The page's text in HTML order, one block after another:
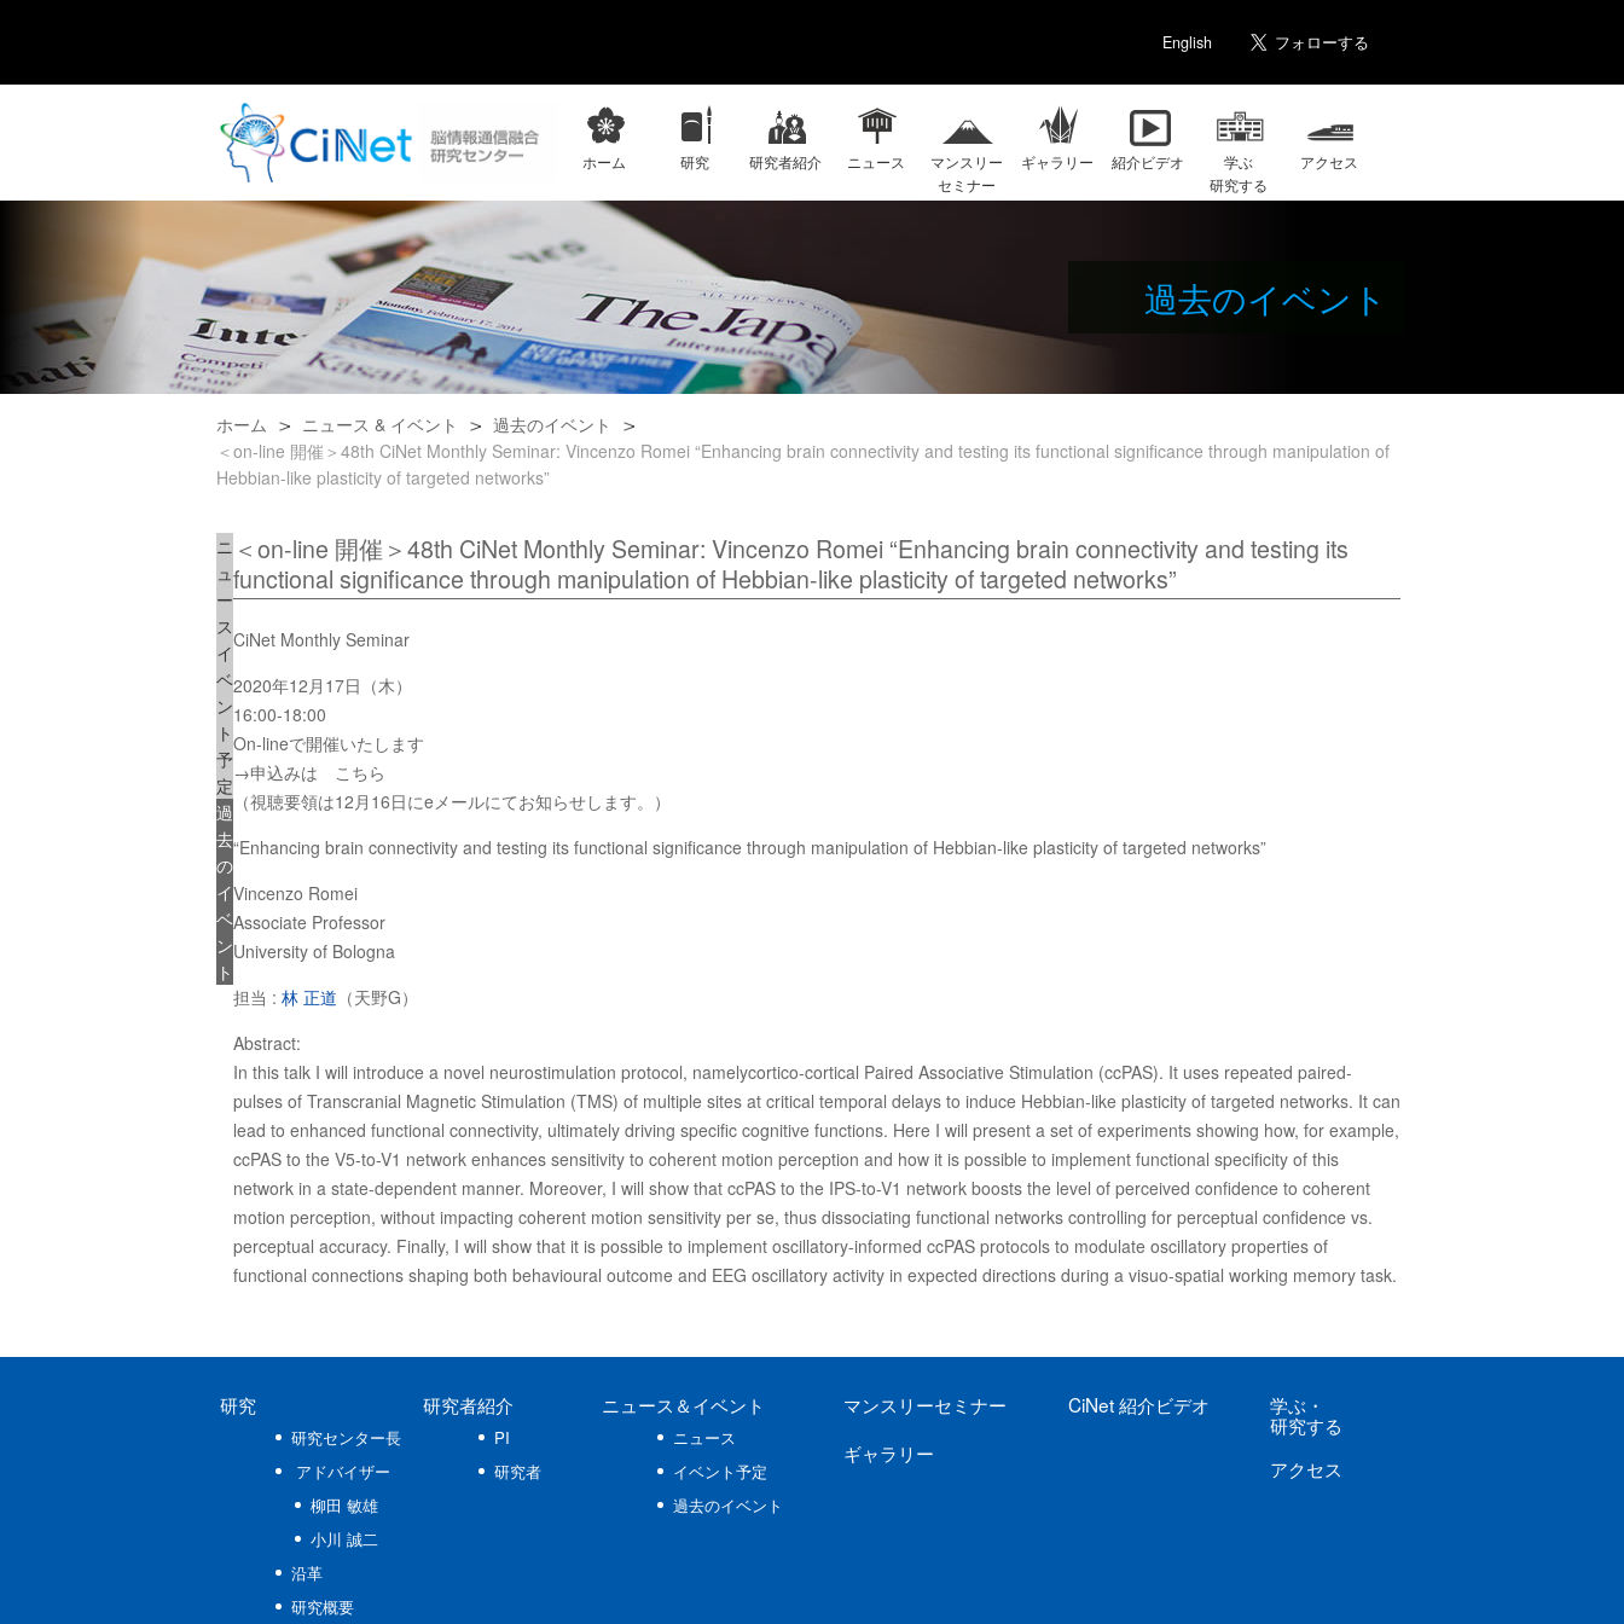
English
ホーム 研究 研究者紹介 ニュース
マンスリー
セミナー
ギャラリー 紹介ビデオ
学ぶ
研究する
アクセス
過去のイベント
ホーム ニュース & イベント
過去のイベント
＜on-line 開催＞48th CiNet Monthly Seminar: Vincenzo Romei “Enhancing brain connectivity and testing its functional significance through manipulation of
Hebbian-like plasticity of targeted networks”
ニ
ュ
ー
ス
イ
ベ
ン
ト
予
定
過
去
の
イ
ベ
ン
ト
＜on-line 開催＞48th CiNet Monthly Seminar: Vincenzo Romei “Enhancing brain connectivity and testing its
functional significance through manipulation of Hebbian-like plasticity of targeted networks”
CiNet Monthly Seminar
2020年12月17日（木）
16:00-18:00
On-lineで開催いたします
→申込みは こちら
（視聴要領は12月16日にeメールにてお知らせします。）
“Enhancing brain connectivity and testing its functional significance through manipulation of Hebbian-like plasticity of targeted networks”
Vincenzo Romei
Associate Professor
University of Bologna
担当 : 林 正道 （天野G）
Abstract:
In this talk I will introduce a novel neurostimulation protocol, namelycortico-cortical Paired Associative Stimulation (ccPAS). It uses repeated paired-
pulses of Transcranial Magnetic Stimulation (TMS) of multiple sites at critical temporal delays to induce Hebbian-like plasticity of targeted networks. It can
lead to enhanced functional connectivity, ultimately driving specific cognitive functions. Here I will present a set of experiments showing how, for example,
ccPAS to the V5-to-V1 network enhances sensitivity to coherent motion perception and how it is possible to implement functional specificity of this
network in a state-dependent manner. Moreover, I will show that ccPAS to the IPS-to-V1 network boosts the level of perceived confidence to coherent
motion perception, without impacting coherent motion sensitivity per se, thus dissociating functional networks controlling for perceptual confidence vs.
perceptual accuracy. Finally, I will show that it is possible to implement oscillatory-informed ccPAS protocols to modulate oscillatory properties of
functional connections shaping both behavioural outcome and EEG oscillatory activity in expected directions during a visuo-spatial working memory task.
研究
研究センター長
アドバイザー
柳田 敏雄
小川 誠二
沿革
研究概要
研究者紹介
PI
研究者
ニュース ＆イベント
ニュース
イベント予定
過去のイベント
マンスリーセミナー
ギャラリー
CiNet紹介ビデオ 学ぶ ・
研究する
アクセス